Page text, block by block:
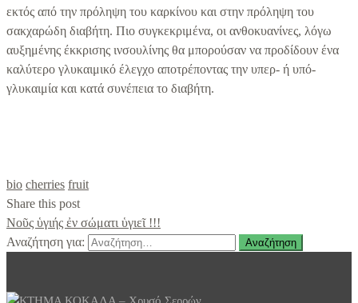
εκτός από την πρόληψη του καρκίνου και στην πρόληψη του
σακχαρώδη διαβήτη. Πιο συγκεκριμένα, οι ανθοκυανίνες, λόγω
αυξημένης έκκρισης ινσουλίνης θα μπορούσαν να προδίδουν ένα
καλύτερο γλυκαιμικό έλεγχο αποτρέποντας την υπερ- ή υπό-
γλυκαιμία και κατά συνέπεια το διαβήτη.
bio cherries fruit
Share this post
Nοῦς ὑγιής ἐν σώματι ὑγιεῖ !!!
Αναζήτηση για: